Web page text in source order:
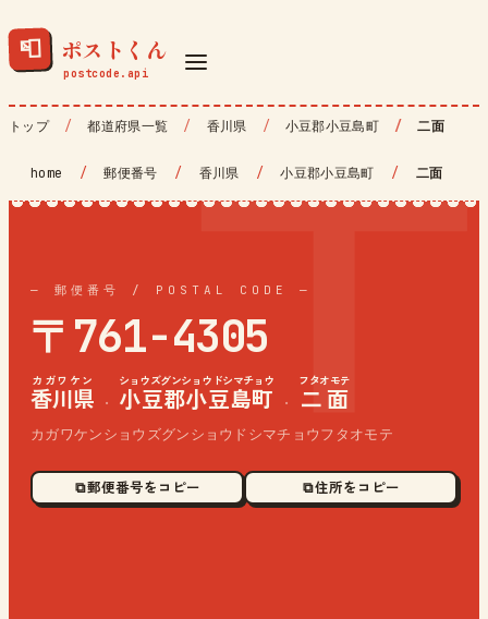
📮 ポストくん
トップ 都道府県一覧 香川県 小豆郡小豆島町 二面
home / 郵便番号 / 香川県 / 小豆郡小豆島町 / 二面
— 郵便番号 / POSTAL CODE —
〒761-4305
香川県
カガワケン
· 小豆郡小豆島町
ショウズグンショウドシマチョウ
· 二面
フタオモテ
カガワケンショウズグンショウドシマチョウフタオモテ
⧉ 郵便番号をコピー ⧉ 住所をコピー